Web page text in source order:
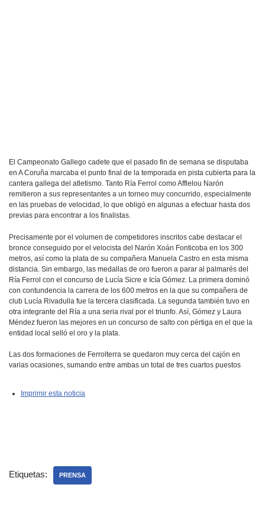
El Campeonato Gallego cadete que el pasado fin de semana se disputaba
en A Coruña marcaba el punto final de la temporada en pista cubierta para la
cantera gallega del atletismo. Tanto Ría Ferrol como Afflelou Narón
remitieron a sus representantes a un torneo muy concurrido, especialmente
en las pruebas de velocidad, lo que obligó en algunas a efectuar hasta dos
previas para encontrar a los finalistas.
Precisamente por el volumen de competidores inscritos cabe destacar el
bronce conseguido por el velocista del Narón Xoán Fonticoba en los 300
metros, así como la plata de su compañera Manuela Castro en esta misma
distancia. Sin embargo, las medallas de oro fueron a parar al palmarés del
Ría Ferrol con el concurso de Lucía Sicre e Icía Gómez. La primera dominó
con contundencia la carrera de los 600 metros en la que su compañera de
club Lucía Rivadulla fue la tercera clasificada. La segunda también tuvo en
otra integrante del Ría a una seria rival por el triunfo. Así, Gómez y Laura
Méndez fueron las mejores en un concurso de salto con pértiga en el que la
entidad local selló el oro y la plata.
Las dos formaciones de Ferrolterra se quedaron muy cerca del cajón en
varias ocasiones, sumando entre ambas un total de tres cuartos puestos
Imprimir esta noticia
Etiquetas: PRENSA